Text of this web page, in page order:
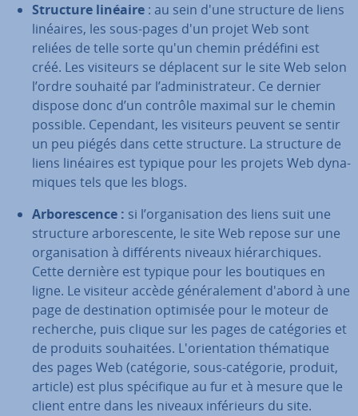
Structure linéaire : au sein d'une structure de liens
linéaires, les sous-pages d'un projet Web sont
reliées de telle sorte qu'un chemin prédéfini est
créé. Les visiteurs se déplacent sur le site Web selon
l’ordre souhaité par l’ad­mi­nis­tra­teur. Ce dernier
dispose donc d’un contrôle maximal sur le chemin
possible. Cependant, les visiteurs peuvent se sentir
un peu piégés dans cette structure. La structure de
liens linéaires est typique pour les projets Web dy­na­
miques tels que les blogs.
Ar­bo­res­cence : si l’or­ga­ni­sa­tion des liens suit une
structure ar­bo­res­cente, le site Web repose sur une
or­ga­ni­sa­tion à dif­fé­rents niveaux hié­rar­chiques.
Cette dernière est typique pour les boutiques en
ligne. Le visiteur accède gé­né­ra­le­ment d'abord à une
page de des­ti­na­tion optimisée pour le moteur de
recherche, puis clique sur les pages de ca­té­go­ries et
de produits sou­hai­tées. L'orien­ta­tion thé­ma­tique
des pages Web (catégorie, sous-catégorie, produit,
article) est plus spé­ci­fique au fur et à mesure que le
client entre dans les niveaux in­fé­rieurs du site.